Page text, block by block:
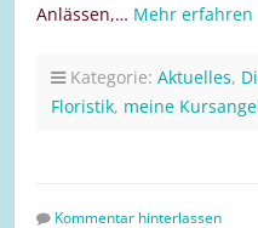
Anlässen,… Mehr erfahren
Kategorie: Aktuelles,
Floristik, meine
Kommentar hinterlassen